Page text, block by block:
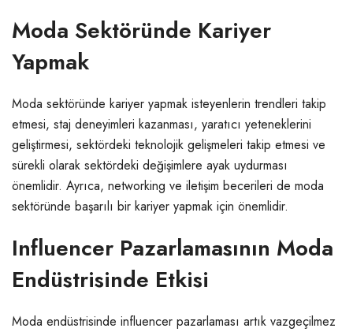
Moda Sektöründe Kariyer
Yapmak
Moda sektöründe kariyer yapmak isteyenlerin trendleri takip
etmesi, staj deneyimleri kazanması, yaratıcı yeteneklerini
geliştirmesi, sektördeki teknolojik gelişmeleri takip etmesi ve
sürekli olarak sektördeki değişimlere ayak uydurması
önemlidir. Ayrıca, networking ve iletişim becerileri de moda
sektöründe başarılı bir kariyer yapmak için önemlidir.
Influencer Pazarlamasının Moda
Endüstrisinde Etkisi
Moda endüstrisinde influencer pazarlaması artık vazgeçilmez